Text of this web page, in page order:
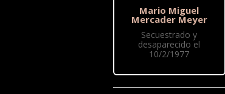
Mario Miguel
Mercader Meyer
Secuestrado y
desaparecido el
10/2/1977